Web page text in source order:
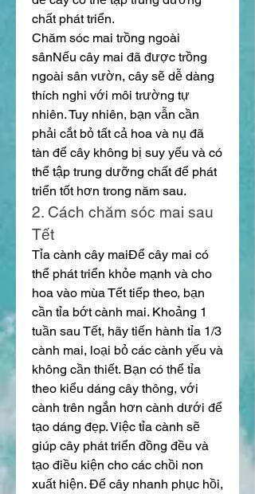
chất phát triển.
Chăm sóc mai trồng ngoài
sânNếu cây mai đã được trồng
ngoài sân vườn, cây sẽ dễ dàng
thích nghi với môi trường tự
nhiên. Tuy nhiên, bạn vẫn cần
phải cắt bỏ tất cả hoa và nụ đã
tàn để cây không bị suy yếu và có
thể tập trung dưỡng chất để phát
triển tốt hơn trong năm sau.
2. Cách chăm sóc mai sau
Tết
Tỉa cành cây maiĐể cây mai có
thể phát triển khỏe mạnh và cho
hoa vào mùa Tết tiếp theo, bạn
cần tỉa bớt cành mai. Khoảng 1
tuần sau Tết, hãy tiến hành tỉa 1/3
cành mai, loại bỏ các cành yếu và
không cần thiết. Bạn có thể tỉa
theo kiểu dáng cây thông, với
cành trên ngắn hơn cành dưới để
tạo dáng đẹp. Việc tỉa cành sẽ
giúp cây phát triển đồng đều và
tạo điều kiện cho các chồi non
xuất hiện. Để cây nhanh phục hồi,